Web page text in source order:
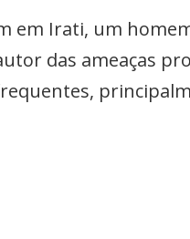
em Irati, um
das ameaças